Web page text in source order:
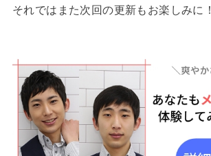
それではまた次回の更新もお楽しみに！